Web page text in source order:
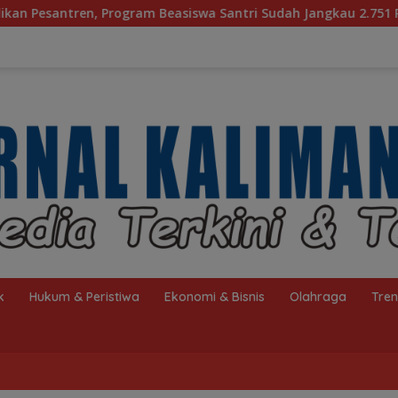
Santri Sudah Jangkau 2.751 Penerima
Hukum & Peristiwa Ekonomi & Bisnis Olahraga